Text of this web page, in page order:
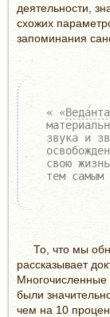
деятельности,
схожих
запоминания
« «
звука и
свою
тем самым
То, что мы
рассказывает
Многочисленные
были
чем на 10